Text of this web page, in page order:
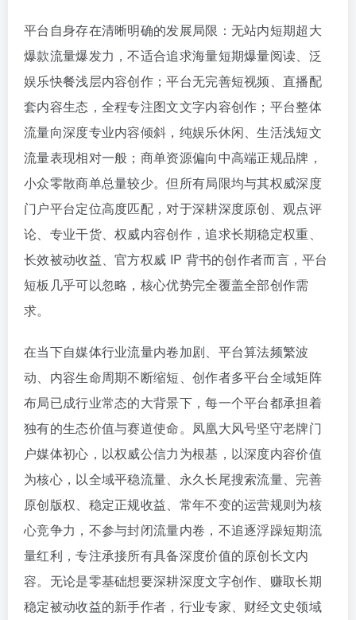
平台自身存在清晰明确的发展局限：无站内短期超大
爆款流量爆发力，不适合追求海量短期爆量阅读、泛
娱乐快餐浅层内容创作；平台无完善短视频、直播配
套内容生态，全程专注图文文字内容创作；平台整体
流量向深度专业内容倾斜，纯娱乐休闲、生活浅短文
流量表现相对一般；商单资源偏向中高端正规品牌，
小众零散商单总量较少。但所有局限均与其权威深度
门户平台定位高度匹配，对于深耕深度原创、观点评
论、专业干货、权威内容创作，追求长期稳定权重、
长效被动收益、官方权威 IP 背书的创作者而言，平台
短板几乎可以忽略，核心优势完全覆盖全部创作需
求。
在当下自媒体行业流量内卷加剧、平台算法频繁波
动、内容生命周期不断缩短、创作者多平台全域矩阵
布局已成行业常态的大背景下，每一个平台都承担着
独有的生态价值与赛道使命。凤凰大风号坚守老牌门
户媒体初心，以权威公信力为根基，以深度内容价值
为核心，以全域平稳流量、永久长尾搜索流量、完善
原创版权、稳定正规收益、常年不变的运营规则为核
心竞争力，不参与封闭流量内卷，不追逐浮躁短期流
量红利，专注承接所有具备深度价值的原创长文内
容。无论是零基础想要深耕深度文字创作、赚取长期
稳定被动收益的新手作者，行业专家、财经文史领域